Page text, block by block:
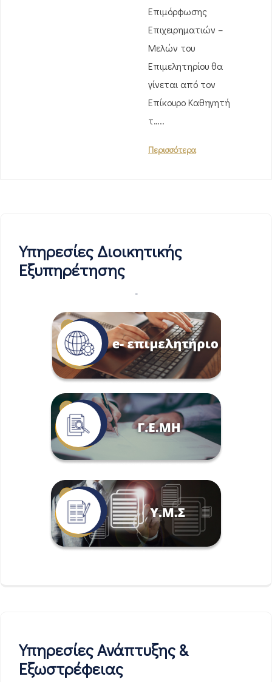
Επιμόρφωσης
Επιχειρηματιών –
Μελών του
Επιμελητηρίου θα
γίνεται από τον
Επίκουρο Καθηγητή
τ…..
Περισσότερα
Υπηρεσίες Διοικητικής
Εξυπηρέτησης
-
Υπηρεσίες Ανάπτυξης &
Εξωστρέφειας